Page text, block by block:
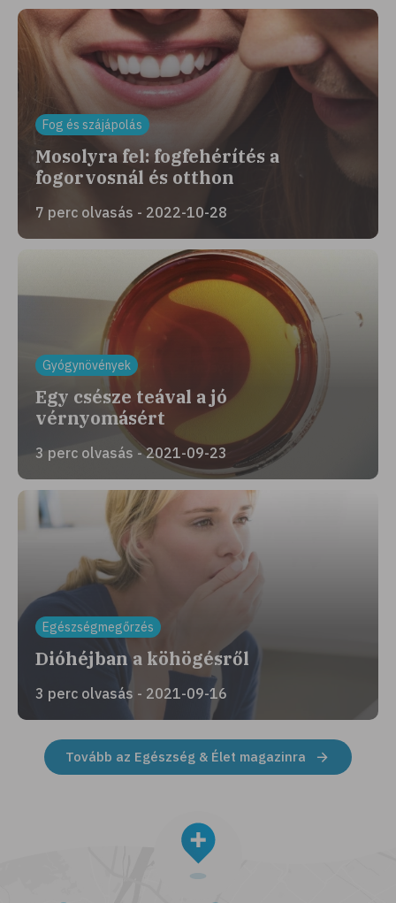
Fog és szájápolás
Mosolyra fel: fogfehérítés a
fogorvosnál és otthon
7 perc olvasás - 2022-10-28
Gyógynövények
Egy csésze teával a jó
vérnyomásért
3 perc olvasás - 2021-09-23
Egészségmegőrzés
Dióhéjban a köhögésről
3 perc olvasás - 2021-09-16
Tovább az Egészség & Élet magazinra